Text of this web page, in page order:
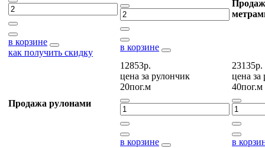
в корзине
как получить скидку
в корзине
Продажа рулонами
12853р.
цена за рулончик
20пог.м
в корзине
23135р.
цена за
40пог.м
в